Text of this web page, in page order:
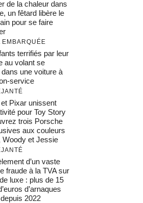
de la chaleur dans
un fêtard libère le
pour se faire
EMBARQUÉE
terrifiés par leur
au volant se
dans une voiture à
service
Pixar unissent
pour Toy Story
trois Porsche
aux couleurs
Woody et Jessie
d’un vaste
fraude à la TVA sur
luxe : plus de 15
d’arnaques
2022